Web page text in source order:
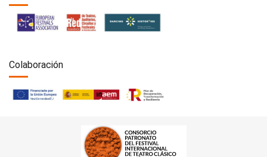
Colaboración